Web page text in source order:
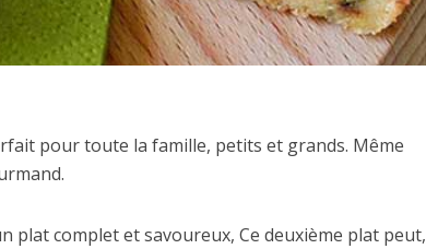
pour toute la famille, petits et grands. Même
plat complet et savoureux, Ce deuxième plat peut,